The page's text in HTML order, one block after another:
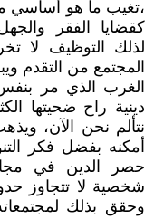
،تغيب ما هو أساسي
كقضايا الفقر
لذلك التوظيف لا
المجتمع من التقدم
الغرب الذي مر
دينية راح ضحيتها
نتألم نحن الآن،
أمكنه بفضل فكر
حصر الدين في
شخصية لا تتجاوز
وحقق بذلك